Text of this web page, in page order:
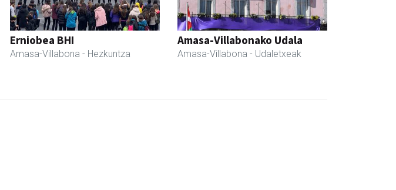
Erniobea BHI
Amasa-Villabona - Hezkuntza
Amasa-Villabonako Udala
Amasa-Villabona - Udaletxeak